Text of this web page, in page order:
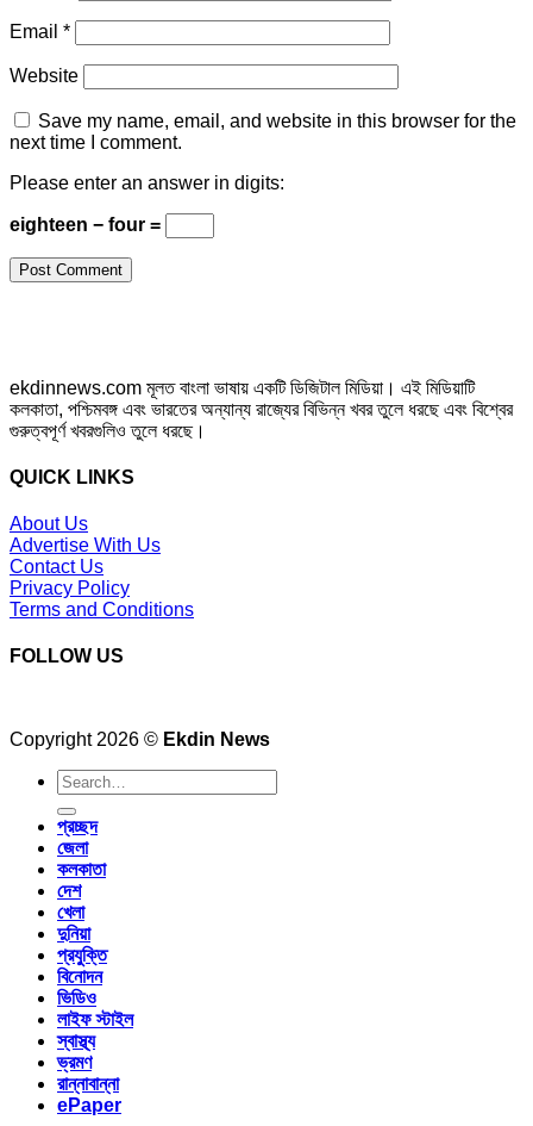
Email *
Website
Save my name, email, and website in this browser for the
next time I comment.
Please enter an answer in digits:
eighteen − four =
ekdinnews.com মূলত বাংলা ভাষায় একটি ডিজিটাল মিডিয়া। এই মিডিয়াটি
কলকাতা, পশ্চিমবঙ্গ এবং ভারতের অন্যান্য রাজ্যের বিভিন্ন খবর তুলে ধরছে এবং বিশ্বের
গুরুত্বপূর্ণ খবরগুলিও তুলে ধরছে।
QUICK LINKS
About Us
Advertise With Us
Contact Us
Privacy Policy
Terms and Conditions
FOLLOW US
Copyright 2026 © Ekdin News
প্রচ্ছদ
জেলা
কলকাতা
দেশ
খেলা
দুনিয়া
প্রযুক্তি
বিনোদন
ভিডিও
লাইফ স্টাইল
স্বাস্থ্য
ভ্রমণ
রান্নাবান্না
ePaper